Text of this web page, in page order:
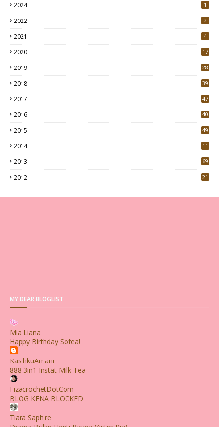
2024 1
2022 2
2021 4
2020
17
2019
28
2018
39
2017
47
2016
40
2015
49
2014 11
2013 69
2012 21
MY DEAR BLOGLIST
Mia Liana
Happy Birthday Sofea!
KasihkuAmani
888 3in1 Instat Milk Tea
FizacrochetDotCom
BLOG KENA BLOCKED
Tiara Saphire